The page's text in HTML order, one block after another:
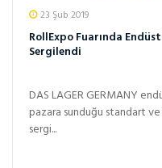
23 Şub 2019
RollExpo Fuarında
Sergilendi
DAS LAGER GERMANY
pazara sunduğu standart ve
sergi...